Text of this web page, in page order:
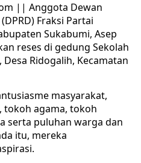
|| Anggota Dewan
Fraksi Partai
Sukabumi, Asep
reses di gedung Sekolah
Ridogalih, Kecamatan
masyarakat,
tokoh agama, tokoh
serta puluhan warga dan
itu, mereka